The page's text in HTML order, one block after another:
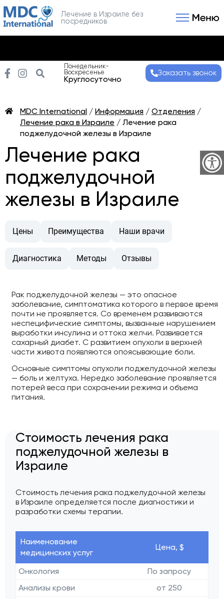
Лечение в Израиле без
посредников
Понедельник-
Воскресенье
Круглосуточно
Заказать звонок
MDC International / Информация / Отделения /
Лечение рака в Израиле / Лечение рака
поджелудочной железы в Израиле
Лечение рака
поджелудочной
железы в Израиле
Цены Преимущества Наши врачи
Диагностика Методы Отзывы
Рак поджелудочной железы — это опасное
заболевание, симптоматика которого в первое время
почти не проявляется. Со временем развиваются
неспецифические симптомы, вызванные нарушением
выработки инсулина и оттока желчи. Развивается
сахарный диабет. С развитием опухоли в верхней
части живота появляются опоясывающие боли.
Основные симптомы опухоли поджелудочной железы
— боль и желтуха. Нередко заболевание проявляется
потерей веса при сохранении режима и объема
питания.
Стоимость лечения рака
поджелудочной железы в
Израиле
Стоимость лечения рака поджелудочной железы
в Израиле определяется после диагностики и
разработки схемы терапии.
Наименование
медицинских услуг
Цена, $
Онкология
По запросу
Анализы крови
от 250